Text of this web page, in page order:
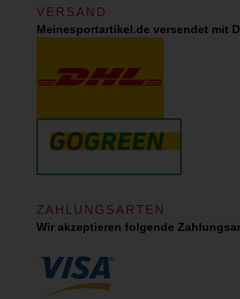
VERSAND
Meinesportartikel.de versendet mit
ZAHLUNGSARTEN
Wir akzeptieren folgende